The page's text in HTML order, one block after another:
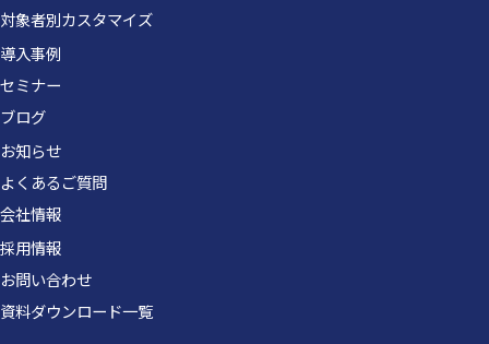
対象者別カスタマイズ
導入事例
セミナー
ブログ
お知らせ
よくあるご質問
会社情報
採用情報
お問い合わせ
資料ダウンロード一覧